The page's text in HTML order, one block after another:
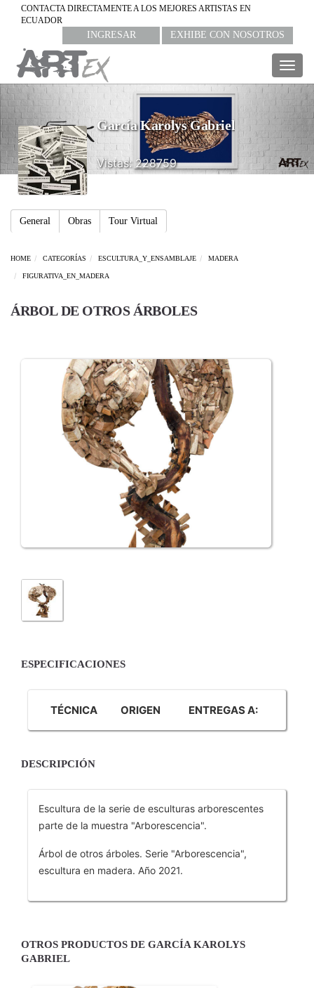
CONTACTA DIRECTAMENTE A LOS MEJORES ARTISTAS EN
ECUADOR
INGRESAR EXHIBE CON NOSOTROS
García Karolys Gabriel
Vistas: 228759
General Obras Tour Virtual
HOME CATEGORÍAS ESCULTURA_Y_ENSAMBLAJE MADERA
FIGURATIVA_EN_MADERA
ÁRBOL DE OTROS ÁRBOLES
ESPECIFICACIONES
TÉCNICA ORIGEN ENTREGAS A:
DESCRIPCIÓN
Escultura de la serie de esculturas arborescentes
parte de la muestra "Arborescencia".
Árbol de otros árboles. Serie "Arborescencia",
escultura en madera. Año 2021.
OTROS PRODUCTOS DE GARCÍA KAROLYS
GABRIEL